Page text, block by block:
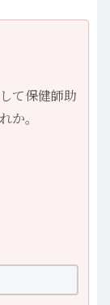
て保健師助
か。